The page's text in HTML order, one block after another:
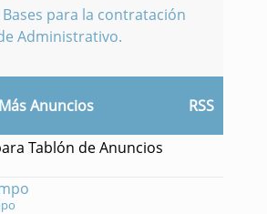
Bases para la contratación
Administrativo.
Más Anuncios RSS